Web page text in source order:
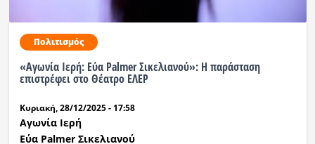
Πολιτισμός
«Αγωνία Ιερή: Εύα Palmer Σικελιανού»: Η παράσταση
επιστρέφει στο Θέατρο ΕΛΕΡ
Κυριακή, 28/12/2025 - 17:58
Αγωνία Ιερή
Εύα Palmer Σικελιανού